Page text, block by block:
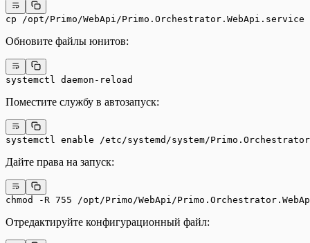
cp /opt/Primo/WebApi/
Обновите файлы юнитов:
systemctl daemon-reload
Поместите службу в автозапуск:
systemctl enable /etc/systemd/system/
Дайте права на запуск:
chmod -R 755 /opt/Primo/WebApi/
Отредактируйте конфигурационный файл: